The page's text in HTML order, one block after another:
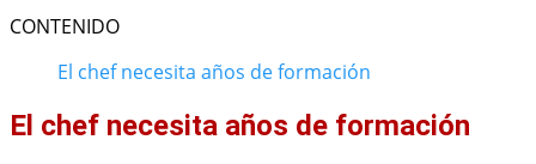
CONTENIDO
El chef necesita años de formación
El chef necesita años de formación